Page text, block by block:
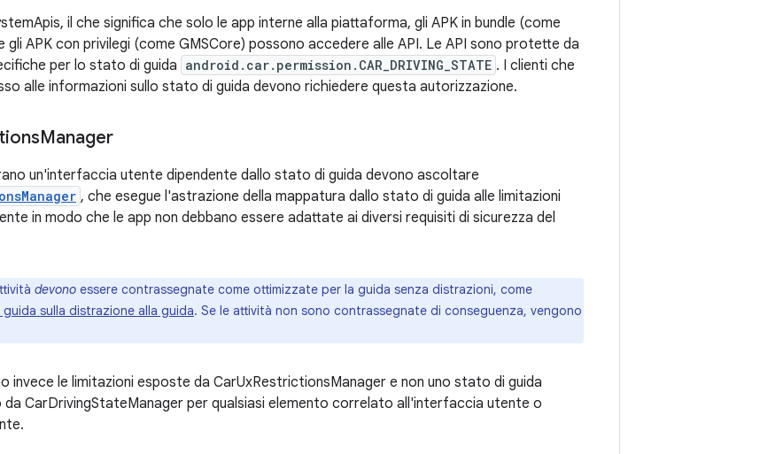
il che significa che solo le app interne alla piattaforma, gli APK in bundle (come
gli APK con privilegi (come GMSCore) possono accedere alle API. Le API sono protette da
per lo stato di guida android.car.permission.CAR_DRIVING_STATE . I clienti che
alle informazioni sullo stato di guida devono richiedere questa autorizzazione.
Manager
un'interfaccia utente dipendente dallo stato di guida devono ascoltare
, che esegue l'astrazione della mappatura dallo stato di guida alle limitazioni
in modo che le app non debbano essere adattate ai diversi requisiti di sicurezza del
devono essere contrassegnate come ottimizzate per la guida senza distrazioni, come
guida sulla distrazione alla guida. Se le attività non sono contrassegnate di conseguenza, vengono
invece le limitazioni esposte da CarUxRestrictionsManager e non uno stato di guida
CarDrivingStateManager per qualsiasi elemento correlato all'interfaccia utente o